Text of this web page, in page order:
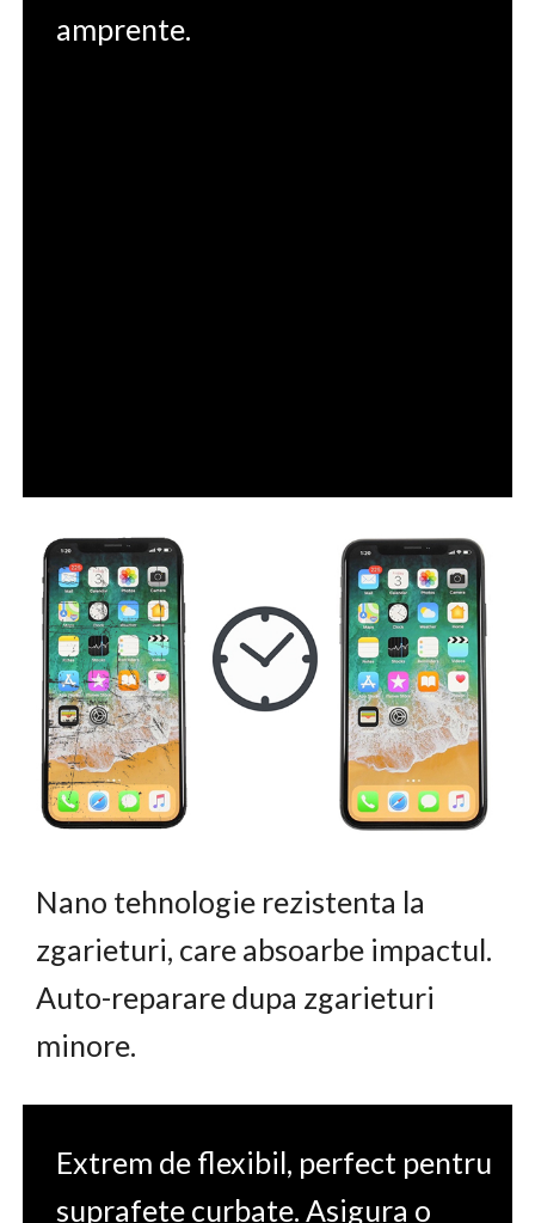
amprente.
Nano tehnologie rezistenta la
zgarieturi, care absoarbe impactul.
Auto-reparare dupa zgarieturi
minore.
Extrem de flexibil, perfect pentru
suprafete curbate. Asigura o